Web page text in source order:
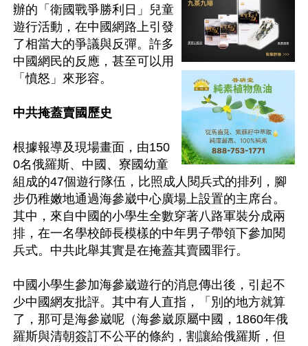
辦的「衛國戰爭勝利日」兒童
遊行活動，在中國網路上引發
了相當大的爭議與反彈。許多
中國網民的反應，甚至可以用
「憤怒」來形容。
中共掩蓋賣國歷史
根據報導及現場畫面，由150
0名俄羅斯、中國、寮國幼童
組成的47個遊行隊伍，比照成人閱兵式的排列，腳
步仍稚嫩地通過海參崴中心廣場上設置的主席台。
其中，來自中國的小學生全數穿著八路軍裝分成兩
排，在一名學校師長模樣的中年男子帶領下參加閱
兵式。中共此舉其實是在掩蓋其賣國罪行。
中國小學生參加海參崴遊行的消息傳出後，引起不
少中國網友批評。其中有人直指，「別的地方就算
了，那可是海參崴呢（海參崴原屬中國，1860年俄
羅斯與清朝簽訂不公平的條約，割讓給俄羅斯，但